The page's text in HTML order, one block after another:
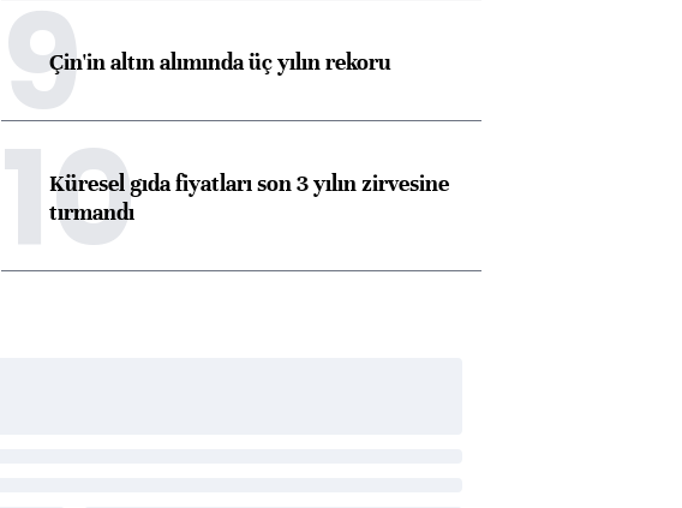
9Çin'in altın alımında üç yılın rekoru
10
Küresel gıda fiyatları son 3 yılın zirvesine
tırmandı